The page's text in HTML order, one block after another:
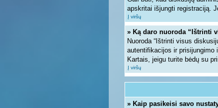
apskritai išjungti registraciją.
Į viršų
» Ką daro nuoroda “Ištrinti
Nuoroda “Ištrinti visus
autentifikacijos ir prisijungimo
Kartais, jeigu turite bėdų su
Į viršų
» Kaip pasikeisi savo